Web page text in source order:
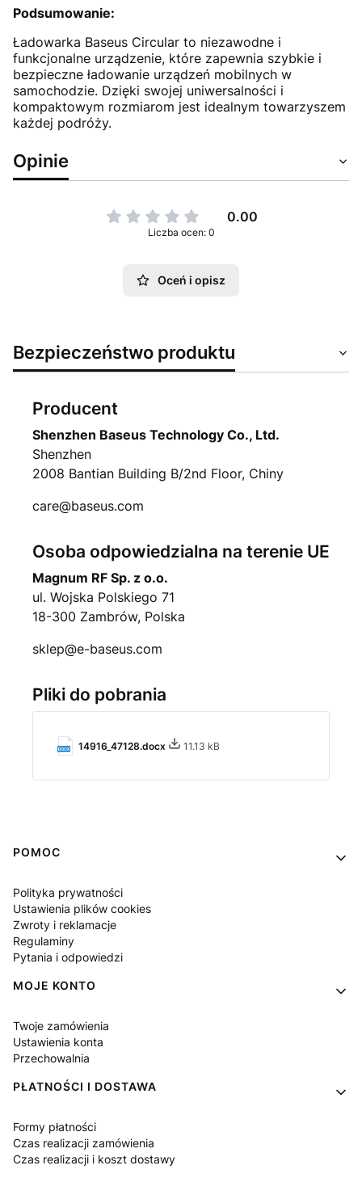
Podsumowanie:
Ładowarka Baseus Circular to niezawodne i
funkcjonalne urządzenie, które zapewnia szybkie i
bezpieczne ładowanie urządzeń mobilnych w
samochodzie. Dzięki swojej uniwersalności i
kompaktowym rozmiarom jest idealnym towarzyszem
każdej podróży.
Opinie
0.00
Liczba ocen: 0
Oceń i opisz
Bezpieczeństwo produktu
Producent
Shenzhen Baseus Technology Co., Ltd.
Shenzhen
2008 Bantian Building B/2nd Floor, Chiny
care@baseus.com
Osoba odpowiedzialna na terenie UE
Magnum RF Sp. z o.o.
ul. Wojska Polskiego 71
18-300 Zambrów, Polska
sklep@e-baseus.com
Pliki do pobrania
14916_47128.docx 11.13 kB
Linki w stopce
POMOC
Polityka prywatności
Ustawienia plików cookies
Zwroty i reklamacje
Regulaminy
Pytania i odpowiedzi
MOJE KONTO
Twoje zamówienia
Ustawienia konta
Przechowalnia
PŁATNOŚCI I DOSTAWA
Formy płatności
Czas realizacji zamówienia
Czas realizacji i koszt dostawy